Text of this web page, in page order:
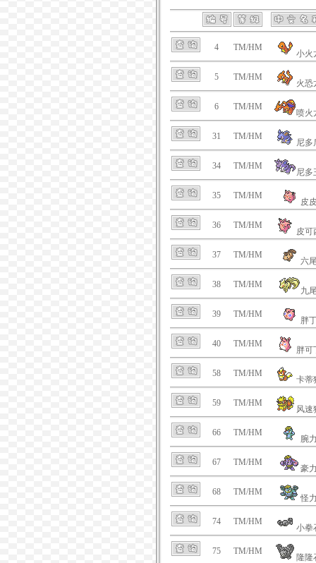
4 TM/HM
小火
5 TM/HM
火恐
6 TM/HM
喷火
31 TM/HM
尼多
34 TM/HM
尼多
35 TM/HM
皮
36 TM/HM
皮可
37 TM/HM
六
38 TM/HM
九
39 TM/HM
胖
40 TM/HM
胖可
58 TM/HM
卡蒂
59 TM/HM
风速
66 TM/HM
腕
67 TM/HM
豪
68 TM/HM
怪
74 TM/HM
小拳
75 TM/HM
隆隆